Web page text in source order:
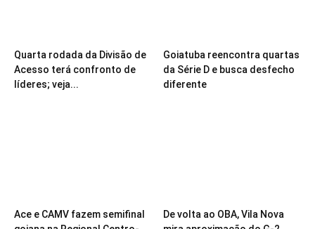
Quarta rodada da Divisão de
Acesso terá confronto de
líderes; veja...
Goiatuba reencontra quartas
da Série D e busca desfecho
diferente
Ace e CAMV fazem semifinal
De volta ao OBA, Vila Nova